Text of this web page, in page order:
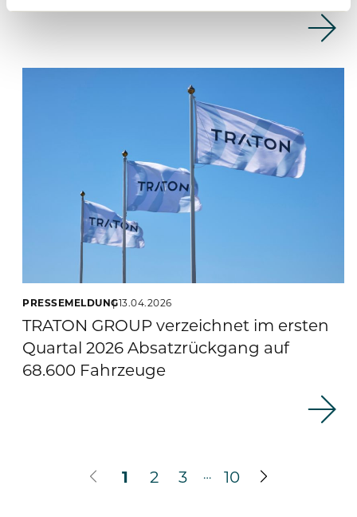
PRESSEMELDUNG13.04.2026
TRATON GROUP verzeichnet im ersten
Quartal 2026 Absatzrückgang auf
68.600 Fahrzeuge
1 2 3 … 10